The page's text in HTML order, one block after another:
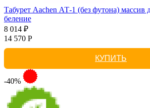
Табурет Aachen АТ-1 (без футона) массив
беление
8 014 ₽
14 570 Р
КУПИТЬ
-40%